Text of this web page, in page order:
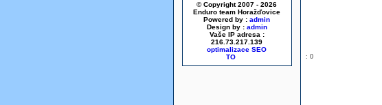
© Copyright 2007 - 2026
Enduro team Horažďovice
Powered by : admin
Design by : admin
Vaše IP adresa :
216.73.217.139
optimalizace SEO
: 0